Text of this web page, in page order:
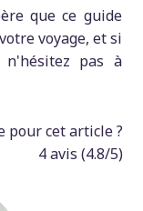
que ce guide
voyage, et si
n'hésitez pas à
pour cet article ?
4avis (4.8/5)